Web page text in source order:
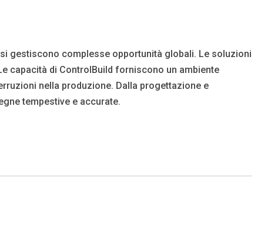
gestiscono complesse opportunità globali. Le soluzioni
capacità di ControlBuild forniscono un ambiente
nella produzione. Dalla progettazione e
tempestive e accurate.